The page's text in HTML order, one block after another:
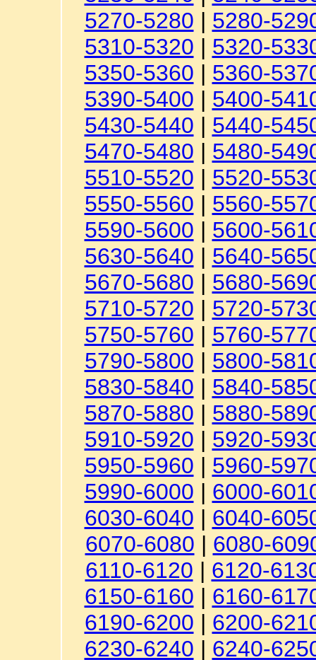
5270-5280 | 5280-
5310-5320 | 5320-
5350-5360 | 5360-
5390-5400 | 5400-
5430-5440 | 5440-
5470-5480 | 5480-
5510-5520 | 5520-
5550-5560 | 5560-
5590-5600 | 5600-
5630-5640 | 5640-
5670-5680 | 5680-
5710-5720 | 5720-
5750-5760 | 5760-
5790-5800 | 5800-
5830-5840 | 5840-
5870-5880 | 5880-
5910-5920 | 5920-
5950-5960 | 5960-
5990-6000 | 6000-
6030-6040 | 6040-
6070-6080 | 6080-
6110-6120 | 6120-
6150-6160 | 6160-
6190-6200 | 6200-
6230-6240 | 6240-